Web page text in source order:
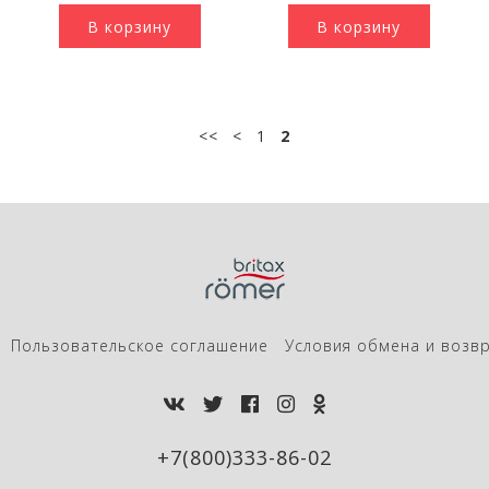
В корзину В корзину
<< < 1 2
Пользовательское соглашение Условия обмена и
+7(800)333-86-02